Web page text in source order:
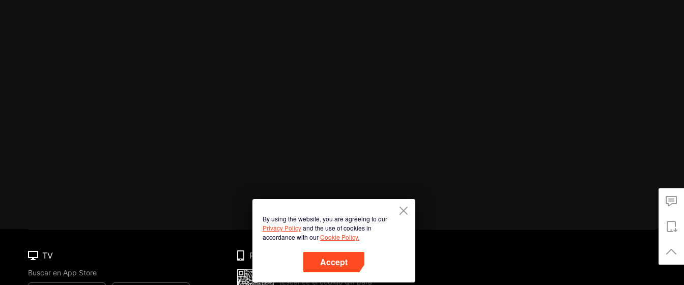
By using the website, you are agreeing to our
Privacy Policyand the use of cookies in
accordance with ourCookie Policy.
Accept
TV
Buscar en App Store
Phone
¡Escanee el código QR para